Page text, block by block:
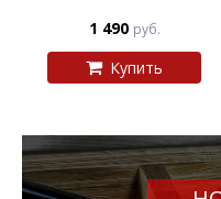
1 490 руб.
Купить